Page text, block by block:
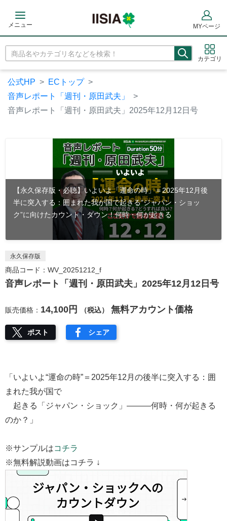
メニュー
カテゴリ
MYページ
公式HP
ECトップ
音声レポート「週刊・原田武夫」
音声レポート「週刊・原田武夫」2025年12月12日号
【永久保存版・必聴】いよいよ「運命の時」＝2025年12月後
半に突入する：囲まれた我が国で起きる“ジャパン・ショッ
ク”に向けたカウント・ダウン！何時・何が起きる
永久保存版
商品コード：WV_20251212_f
音声レポート「週刊・原田武夫」2025年12月12日号
販売価格： 14,100円 （税込） 無料アカウント価格
ポスト シェア
「いよいよ“運命の時”＝2025年12月の後半に突入する：囲
まれた我が国で
起きる「ジャパン・ショック」———何時・何が起きる
のか？」
※サンプルはコチラ
※無料解説動画はコチラ ↓